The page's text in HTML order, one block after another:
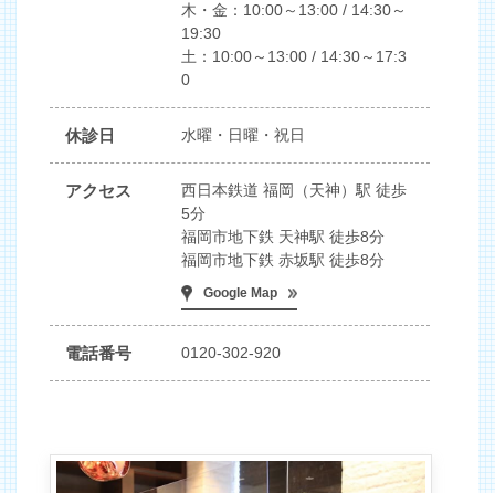
木・金：10:00～13:00 / 14:30～
19:30
土：10:00～13:00 / 14:30～17:3
0
休診日 水曜・日曜・祝日
アクセス
西日本鉄道 福岡（天神）駅 徒歩
5分
福岡市地下鉄 天神駅 徒歩8分
福岡市地下鉄 赤坂駅 徒歩8分
Google Map
電話番号 0120-302-920